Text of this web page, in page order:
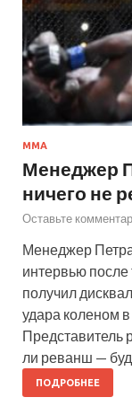
MMA
Менеджер
ничего не
Оставьте
Менеджер
интервью после
получил
удара коленом
Представитель
ли реванш —
ПОДРОБНЕЕ